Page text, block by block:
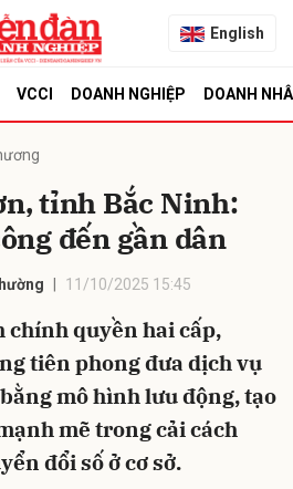
English
VCCI DOANH NGHIỆP DOANH
tỉnh Bắc Ninh:
đến gần dân
11/10/2025 15:45
chính quyền hai cấp,
tiên phong đưa dịch vụ
mô hình lưu động, tạo
mẽ trong cải cách
đổi số ở cơ sở.
Hủy